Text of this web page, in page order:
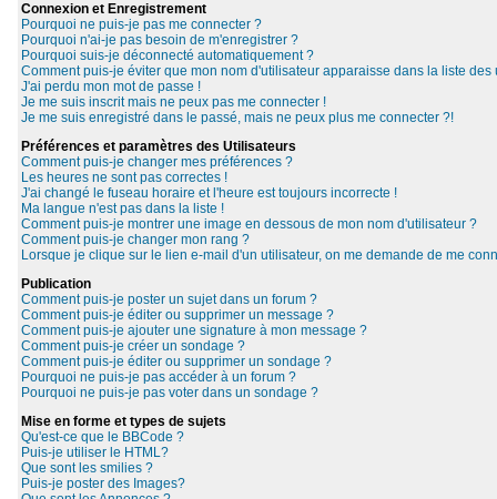
Connexion et Enregistrement
Pourquoi ne puis-je pas me connecter ?
Pourquoi n'ai-je pas besoin de m'enregistrer ?
Pourquoi suis-je déconnecté automatiquement ?
Comment puis-je éviter que mon nom d'utilisateur apparaisse dans la liste
J'ai perdu mon mot de passe !
Je me suis inscrit mais ne peux pas me connecter !
Je me suis enregistré dans le passé, mais ne peux plus me connecter ?!
Préférences et paramètres des Utilisateurs
Comment puis-je changer mes préférences ?
Les heures ne sont pas correctes !
J'ai changé le fuseau horaire et l'heure est toujours incorrecte !
Ma langue n'est pas dans la liste !
Comment puis-je montrer une image en dessous de mon nom d'utilisateur ?
Comment puis-je changer mon rang ?
Lorsque je clique sur le lien e-mail d'un utilisateur, on me demande de me
Publication
Comment puis-je poster un sujet dans un forum ?
Comment puis-je éditer ou supprimer un message ?
Comment puis-je ajouter une signature à mon message ?
Comment puis-je créer un sondage ?
Comment puis-je éditer ou supprimer un sondage ?
Pourquoi ne puis-je pas accéder à un forum ?
Pourquoi ne puis-je pas voter dans un sondage ?
Mise en forme et types de sujets
Qu'est-ce que le BBCode ?
Puis-je utiliser le HTML?
Que sont les smilies ?
Puis-je poster des Images?